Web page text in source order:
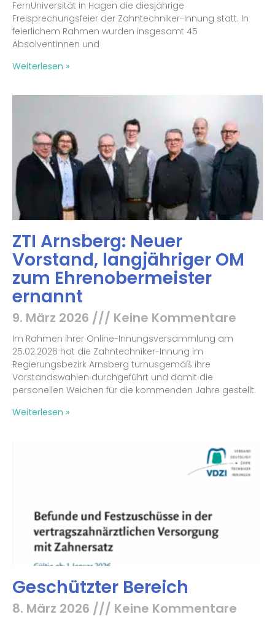
FernUniversität in Hagen die diesjährige
Freisprechungsfeier der Zahntechniker-Innung statt. In
feierlichem Rahmen wurden insgesamt 45
Absolventinnen und
Weiterlesen »
ZTI Arnsberg: Neuer
Vorstand, langjähriger OM
zum Ehrenobermeister
ernannt
9. März 2026 Keine Kommentare
Im Rahmen ihrer Online-Innungsversammlung am
25.02.2026 hat die Zahntechniker-Innung im
Regierungsbezirk Arnsberg turnusgemäß ihre
Vorstandswahlen durchgeführt und damit die
personellen Weichen für die kommenden Jahre gestellt.
Weiterlesen »
Geschützter Bereich
8. März 2026 Keine Kommentare